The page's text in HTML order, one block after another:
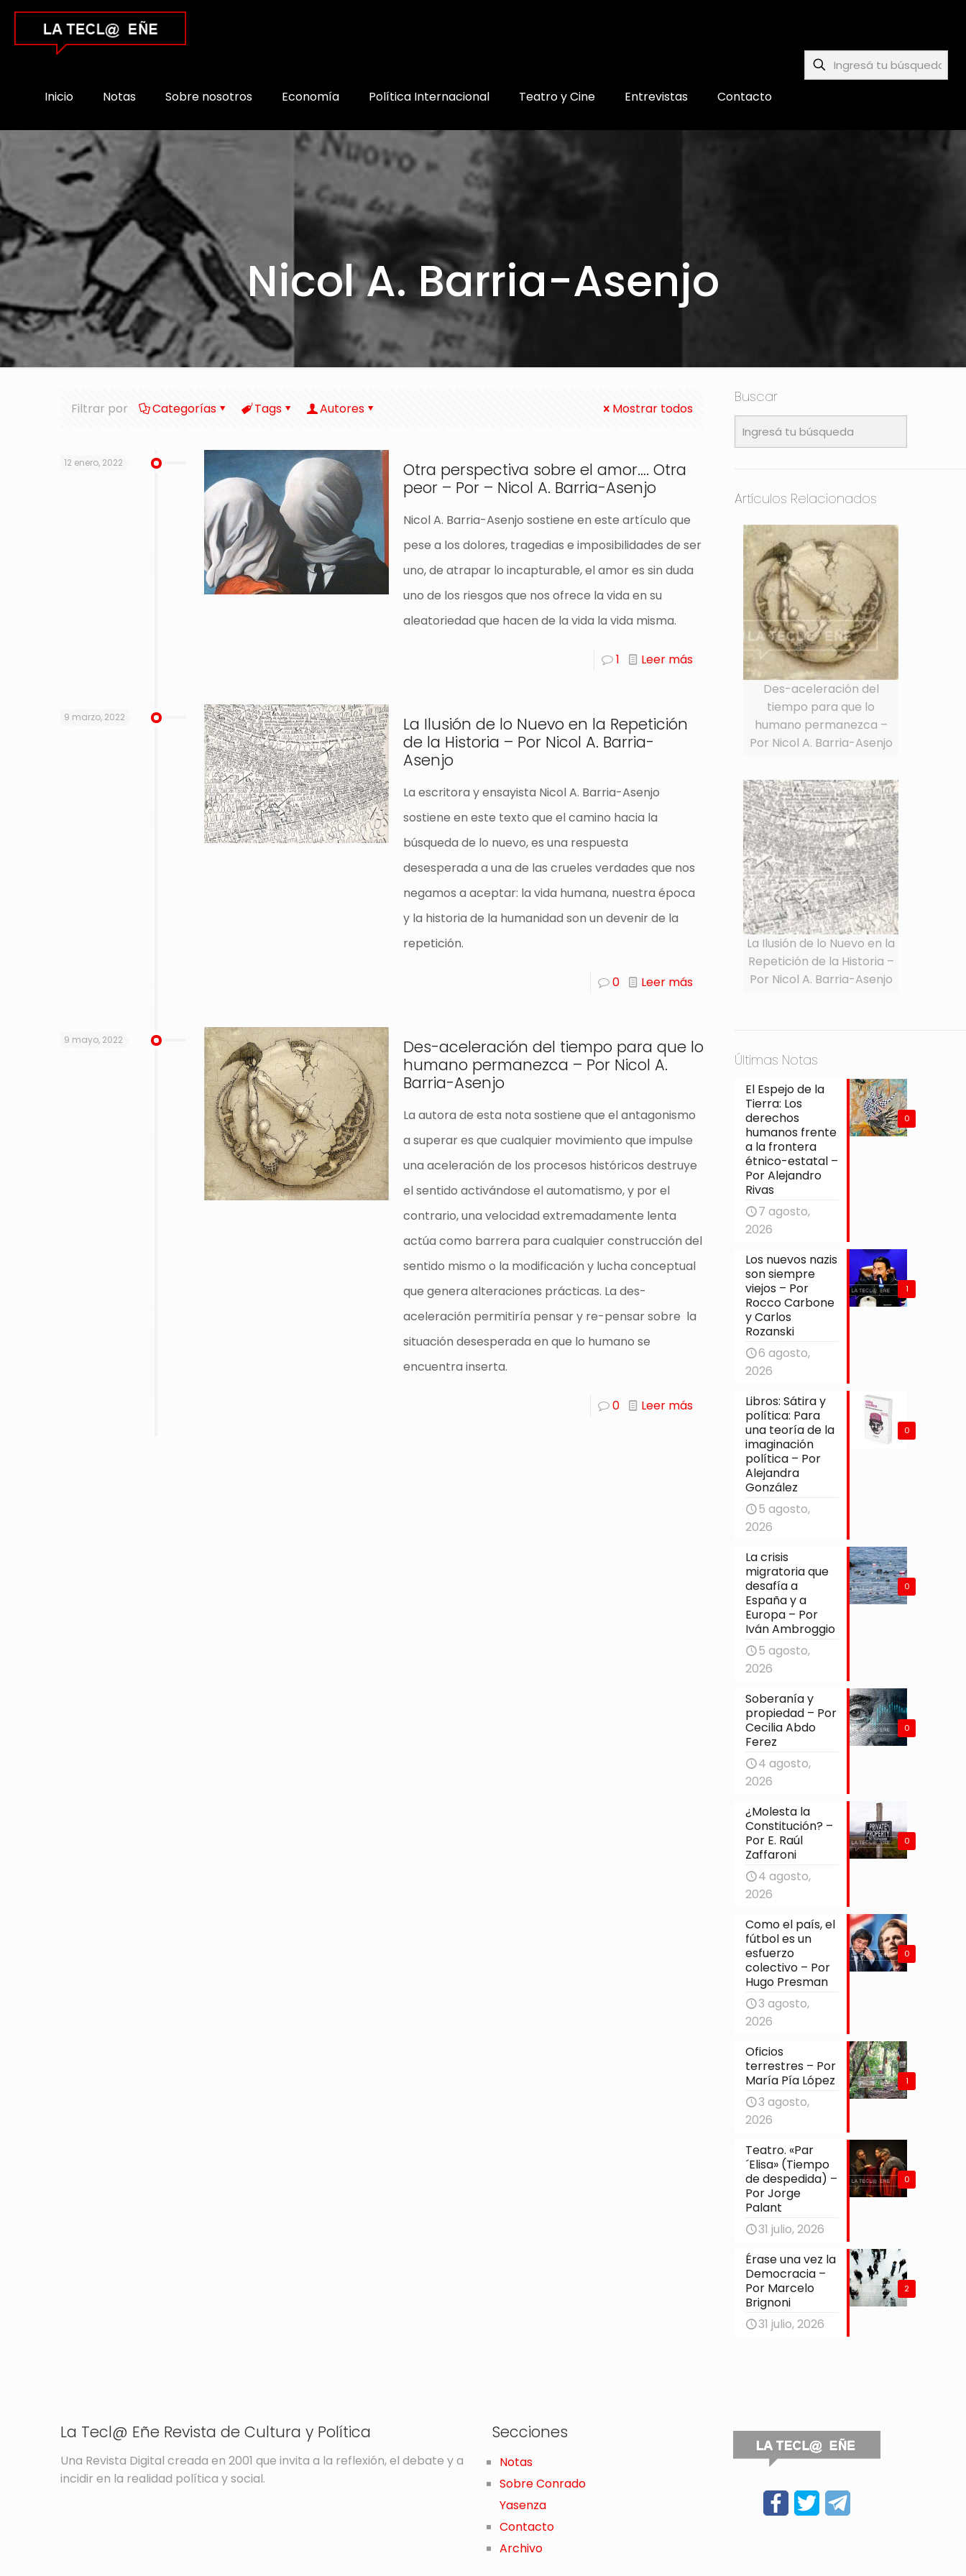
Inicio Notas Sobre nosotros Economía Política Internacional Teatro y Cine Entrevistas Contacto
Nicol A. Barria-Asenjo
Filtrar por Categorías Tags Autores Mostrar todos
12 enero, 2022
Otra perspectiva sobre el amor…. Otra
peor – Por – Nicol A. Barria-Asenjo
Nicol A. Barria-Asenjo sostiene en este artículo que
pese a los dolores, tragedias e imposibilidades de ser
uno, de atrapar lo incapturable, el amor es sin duda
uno de los riesgos que nos ofrece la vida en su
aleatoriedad que hacen de la vida la vida misma.
1 Leer más
9 marzo, 2022
La Ilusión de lo Nuevo en la Repetición
de la Historia – Por Nicol A. Barria-
Asenjo
La escritora y ensayista Nicol A. Barria-Asenjo
sostiene en este texto que el camino hacia la
búsqueda de lo nuevo, es una respuesta
desesperada a una de las crueles verdades que nos
negamos a aceptar: la vida humana, nuestra época
y la historia de la humanidad son un devenir de la
repetición.
0 Leer más
9 mayo, 2022
Des-aceleración del tiempo para que lo
humano permanezca – Por Nicol A.
Barria-Asenjo
La autora de esta nota sostiene que el antagonismo
a superar es que cualquier movimiento que impulse
una aceleración de los procesos históricos destruye
el sentido activándose el automatismo, y por el
contrario, una velocidad extremadamente lenta
actúa como barrera para cualquier construcción del
sentido mismo o la modificación y lucha conceptual
que genera alteraciones prácticas. La des-
aceleración permitiría pensar y re-pensar sobre la
situación desesperada en que lo humano se
encuentra inserta.
0 Leer más
Buscar
Artículos Relacionados
Des-aceleración del
tiempo para que lo
humano permanezca –
Por Nicol A. Barria-Asenjo
La Ilusión de lo Nuevo en la
Repetición de la Historia –
Por Nicol A. Barria-Asenjo
Últimas Notas
0
El Espejo de la
Tierra: Los
derechos
humanos frente
a la frontera
étnico-estatal –
Por Alejandro
Rivas
7 agosto,
2026
1
Los nuevos nazis
son siempre
viejos – Por
Rocco Carbone
y Carlos
Rozanski
6 agosto,
2026
0
Libros: Sátira y
política: Para
una teoría de la
imaginación
política – Por
Alejandra
González
5 agosto,
2026
0
La crisis
migratoria que
desafía a
España y a
Europa – Por
Iván Ambroggio
5 agosto,
2026
0
Soberanía y
propiedad – Por
Cecilia Abdo
Ferez
4 agosto,
2026
0
¿Molesta la
Constitución? –
Por E. Raúl
Zaffaroni
4 agosto,
2026
0
Como el país, el
fútbol es un
esfuerzo
colectivo – Por
Hugo Presman
3 agosto,
2026
1
Oficios
terrestres – Por
María Pía López
3 agosto,
2026
0
Teatro. «Par
´Elisa» (Tiempo
de despedida) –
Por Jorge
Palant
31 julio, 2026
2
Érase una vez la
Democracia –
Por Marcelo
Brignoni
31 julio, 2026
La Tecl@ Eñe Revista de Cultura y Política
Una Revista Digital creada en 2001 que invita a la reflexión, el debate y a
incidir en la realidad política y social.
Secciones
Notas
Sobre Conrado
Yasenza
Contacto
Archivo